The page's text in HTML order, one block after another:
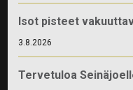
Isot pisteet
3.8.2026
Tervetuloa